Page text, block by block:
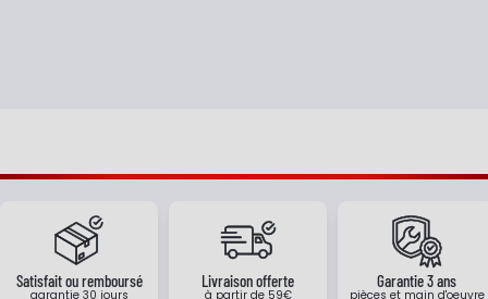
Satisfait ou remboursé
garantie 30 jours
Livraison offerte
à partir de 59€
Garantie 3 ans
pièces et main d'oeuvre